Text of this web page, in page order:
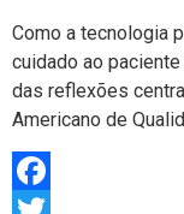
Como a tecnologia
cuidado ao
das reflexões
Americano de